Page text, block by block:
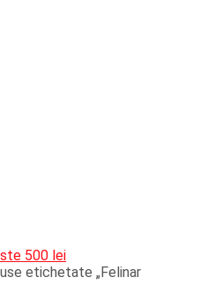
500 lei
etichetate „Felinar